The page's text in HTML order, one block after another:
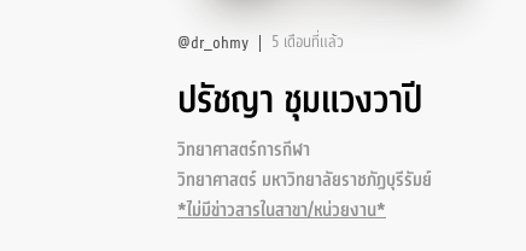
@dr_ohmy 5 เดือนที่แล้ว
ปรัชญา ชุมแวงวาปี
วิทยาศาสตร์การกีฬา
วิทยาศาสตร์ มหาวิทยาลัยราชภัฏบุรีรัมย์
*ไม่มีข่าวสารในสาขา/หน่วยงาน*